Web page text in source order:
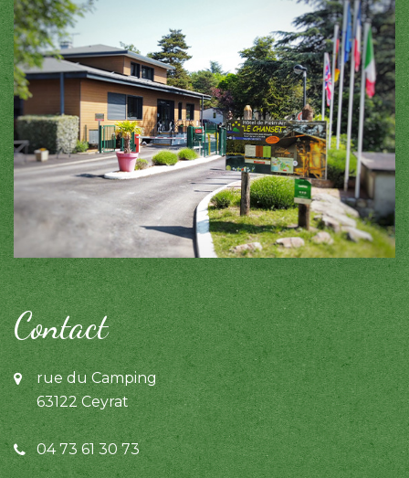
Contact
rue du Camping
63122 Ceyrat
04 73 61 30 73